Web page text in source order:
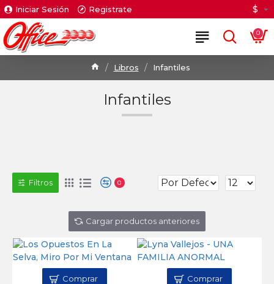
Iniciar Sesión Registrate $
0
Libros Infantiles
Infantiles
Filtros 0
Cargar productos anteriores
Comprar Comprar